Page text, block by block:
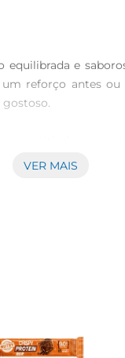
e
reforço antes
a cada
excelente
um design
em um
VER MAIS